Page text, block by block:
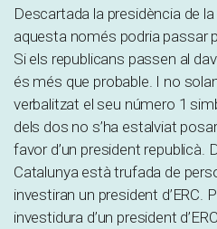
Descartada la presidència de
aquesta només podria passar
Si els republicans passen al
és més que probable. I no
verbalitzat el seu número 1
dels dos no s’ha estalviat
favor d’un president republicà.
Catalunya està trufada de
investiran un president d’ERC.
investidura d’un president